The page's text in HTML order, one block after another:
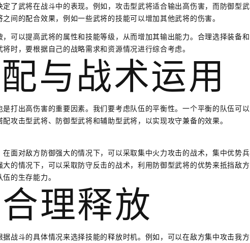
了武将在战斗中的表现。例如，攻击型武将适合输出高伤害，而防御型武
间的配合效果，例如一些武将的技能可以增加其他武将的伤害。
可以提高武将的属性和技能等级，从而增加其输出能力。合理选择装备和
时，要根据自己的战略需求和资源情况进行综合考虑。
与战术运用
打出高伤害的重要因素。我们要考虑队伍的平衡性。一个平衡的队伍可以
攻击型武将、防御型武将和辅助型武将，以实现攻守兼备的效果。
面对敌方防御强大的情况下，可以采取集中火力攻击的战术，集中优势兵
的情况下，可以采取防守反击的战术，利用防御型武将的优势来抵挡敌方
的生存能力。
理释放
战斗的具体情况来选择技能的释放时机。例如，可以在敌方集中攻击我方